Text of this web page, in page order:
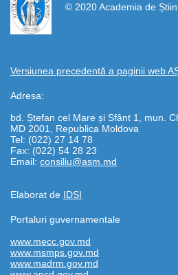
© 2020 Academia de
Versiunea precedentă a paginii web
Adresa:
bd. Ștefan cel Mare și Sfânt 1, mun.
MD 2001, Republica Moldova
Tel: (022) 27 14 78
Fax: (022) 54 28 23
Email: consiliu@asm.md
Elaborat de IDSI
Portaluri guvernamentale
www.mecc.gov.md
www.msmps.gov.md
www.madrm.gov.md